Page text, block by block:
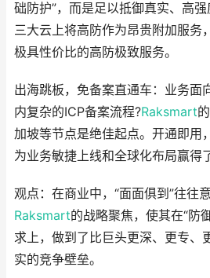
础防护”，而是足以抵御真实、高强
三大云上将高防作为昂贵附加服务，
极具性价比的高防极致服务。
出海跳板，免备案直通车：业务面
内复杂的ICP备案流程?Raksmart
加坡等节点是绝佳起点。开通即用
为业务敏捷上线和全球化布局赢得
观点：在商业中，“面面俱到”往往意
Raksmart的战略聚焦，使其在“防
求上，做到了比巨头更深、更专、
实的竞争壁垒。